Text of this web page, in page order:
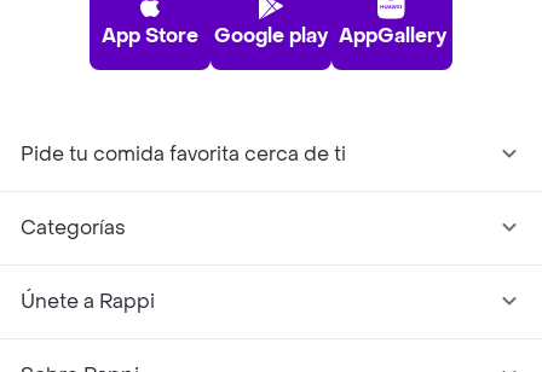
App Store Google play AppGallery
Pide tu comida favorita cerca de ti
Categorías
Únete a Rappi